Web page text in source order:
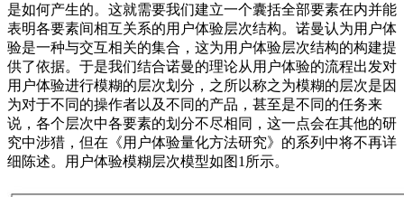
是如何产生的。这就需要我们建立一个囊括全部要素在内并能
表明各要素间相互关系的用户体验层次结构。诺曼认为用户体
验是一种与交互相关的集合，这为用户体验层次结构的构建提
供了依据。于是我们结合诺曼的理论从用户体验的流程出发对
用户体验进行模糊的层次划分，之所以称之为模糊的层次是因
为对于不同的操作者以及不同的产品，甚至是不同的任务来
说，各个层次中各要素的划分不尽相同，这一点会在其他的研
究中涉猎，但在《用户体验量化方法研究》的系列中将不再详
细陈述。用户体验模糊层次模型如图1所示。